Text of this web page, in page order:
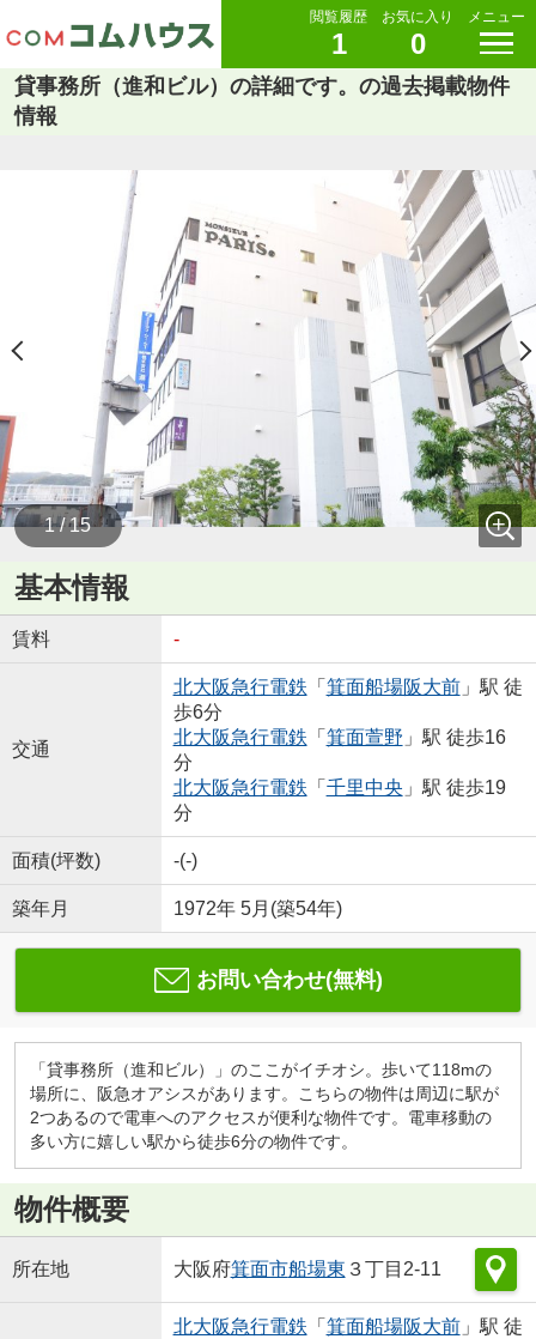
閲覧履歴
1
お気に入り
0
メニュー
貸事務所（進和ビル）の詳細です。の過去掲載物件
情報
1 / 15
基本情報
賃料 -
交通
北大阪急行電鉄 「 箕面船場阪大前」駅 徒
歩6分
北大阪急行電鉄 「 箕面萱野 」駅 徒歩16
分
北大阪急行電鉄 「 千里中央 」駅 徒歩19
分
面積(坪数) -(-)
築年月 1972年 5月(築54年)
お問い合わせ(無料)
「貸事務所（進和ビル）」のここがイチオシ。歩いて118mの
場所に、阪急オアシスがあります。こちらの物件は周辺に駅が
2つあるので電車へのアクセスが便利な物件です。電車移動の
多い方に嬉しい駅から徒歩6分の物件です。
物件概要
所在地 大阪府箕面市船場東 ３丁目2-11
北大阪急行電鉄 「 箕面船場阪大前」駅 徒